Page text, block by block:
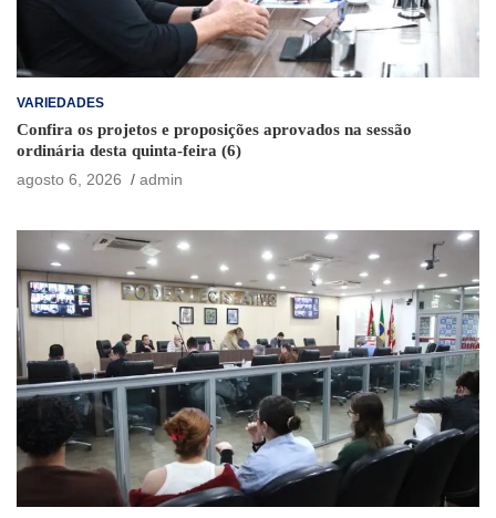
VARIEDADES
Confira os projetos e proposições aprovados na sessão
ordinária desta quinta-feira (6)
agosto 6, 2026
admin